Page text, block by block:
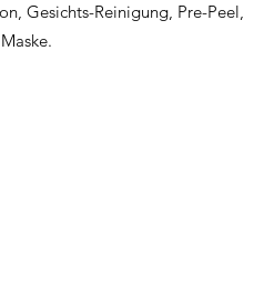
Gesichts-Reinigung, Pre-Peel,